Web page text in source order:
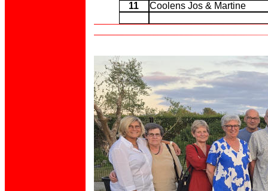
11
Coolens Jos & Martine